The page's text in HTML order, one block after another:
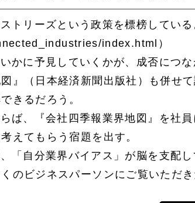
トリーズという政策を標榜している
index.html）
かに予見していくかが、成否につ
』（日本経済新聞出版社）も併せ
きるだろう。
ば、『会社四季報業界地図』を社
えてもらう宿題を出す。
「自分業界バイアス」が脳を支配し
のビジネスパーソンにご覧いただき